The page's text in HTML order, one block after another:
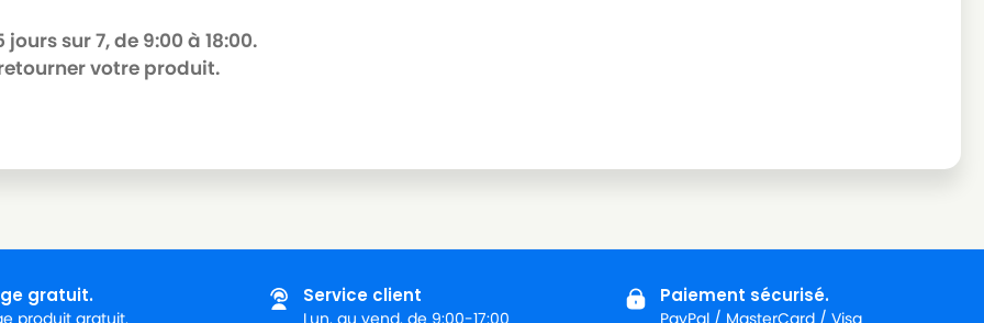
sur 7, de 9:00 à 18:00.
votre produit.
gratuit. Service client Paiement sécurisé.